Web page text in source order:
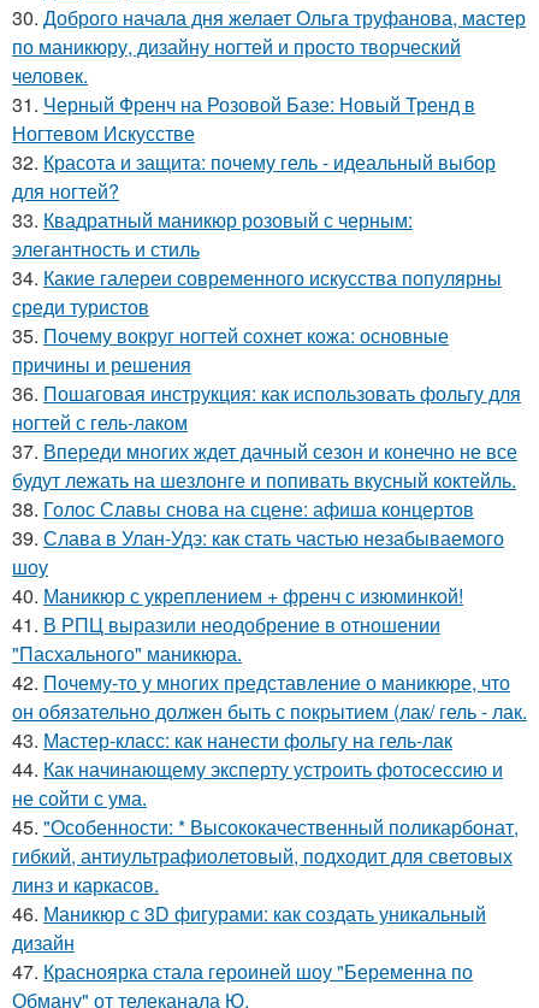
30. Доброго начала дня желает Ольга труфанова, мастер
по маникюру, дизайну ногтей и просто творческий
человек.
31. Черный Френч на Розовой Базе: Новый Тренд в
Ногтевом Искусстве
32. Красота и защита: почему гель - идеальный выбор
для ногтей?
33. Квадратный маникюр розовый с черным:
элегантность и стиль
34. Какие галереи современного искусства популярны
среди туристов
35. Почему вокруг ногтей сохнет кожа: основные
причины и решения
36. Пошаговая инструкция: как использовать фольгу для
ногтей с гель-лаком
37. Впереди многих ждет дачный сезон и конечно не все
будут лежать на шезлонге и попивать вкусный коктейль.
38. Голос Славы снова на сцене: афиша концертов
39. Слава в Улан-Удэ: как стать частью незабываемого
шоу
40. Маникюр с укреплением + френч с изюминкой!
41. В РПЦ выразили неодобрение в отношении
"Пасхального" маникюра.
42. Почему-то у многих представление о маникюре, что
он обязательно должен быть с покрытием (лак/ гель - лак.
43. Мастер-класс: как нанести фольгу на гель-лак
44. Как начинающему эксперту устроить фотосессию и
не сойти с ума.
45. "Особенности: * Высококачественный поликарбонат,
гибкий, антиультрафиолетовый, подходит для световых
линз и каркасов.
46. Маникюр с 3D фигурами: как создать уникальный
дизайн
47. Красноярка стала героиней шоу "Беременна по
Обману" от телеканала Ю.